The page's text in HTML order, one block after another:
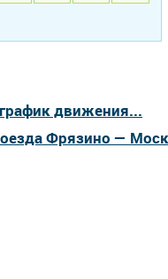
движения...
Фрязино —